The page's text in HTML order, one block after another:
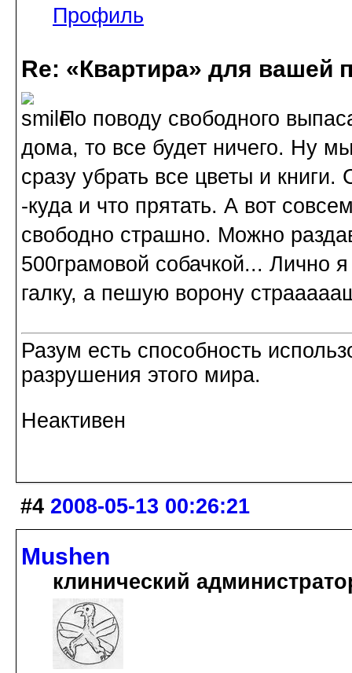
Профиль
Re: «Квартира» для вашей
По поводу свободного
дома, то все будет ничего. Ну
сразу убрать все цветы и
-куда и что прятать. А вот
свободно страшно. Можно
500грамовой собачкой... Лично
галку, а пешую ворону
Разум есть способность
разрушения этого мира.
Неактивен
#4 2008-05-13 00:26:21
Mushen
клинический